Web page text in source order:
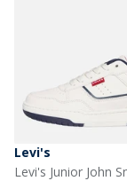
Levi's